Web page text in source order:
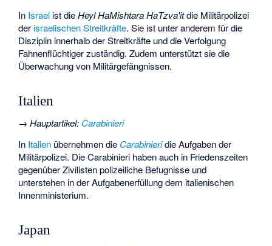
In Israel ist dieHeyl HaMishtara HaTzva'itdie Militärpolizei
der israelischen Streitkräfte. Sie ist unter anderem für die
Disziplin innerhalb der Streitkräfte und die Verfolgung
Fahnenflüchtiger zuständig. Zudem unterstützt sie die
Überwachung von Militärgefängnissen.
Italien
→Hauptartikel: Carabinieri
In Italien übernehmen die Carabinieridie Aufgaben der
Militärpolizei. Die Carabinieri haben auch in Friedenszeiten
gegenüber Zivilisten polizeiliche Befugnisse und
unterstehen in der Aufgabenerfüllung dem italienischen
Innenministerium.
Japan